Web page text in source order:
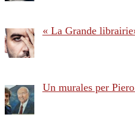
« La Grande
Un murales per